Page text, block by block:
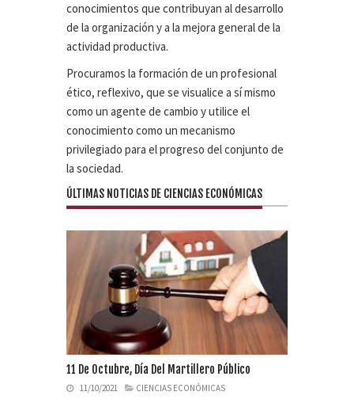
conocimientos que contribuyan al desarrollo
de la organización y a la mejora general de la
actividad productiva.
Procuramos la formación de un profesional
ético, reflexivo, que se visualice a sí mismo
como un agente de cambio y utilice el
conocimiento como un mecanismo
privilegiado para el progreso del conjunto de
la sociedad.
ÚLTIMAS NOTICIAS DE CIENCIAS ECONÓMICAS
11 De Octubre, Día Del Martillero Público
11/10/2021 CIENCIAS ECONÓMICAS